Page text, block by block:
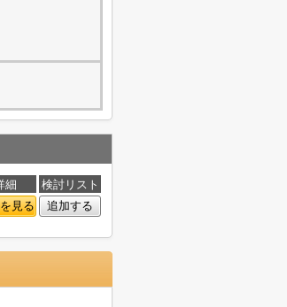
細
検討リスト
見る 追加する